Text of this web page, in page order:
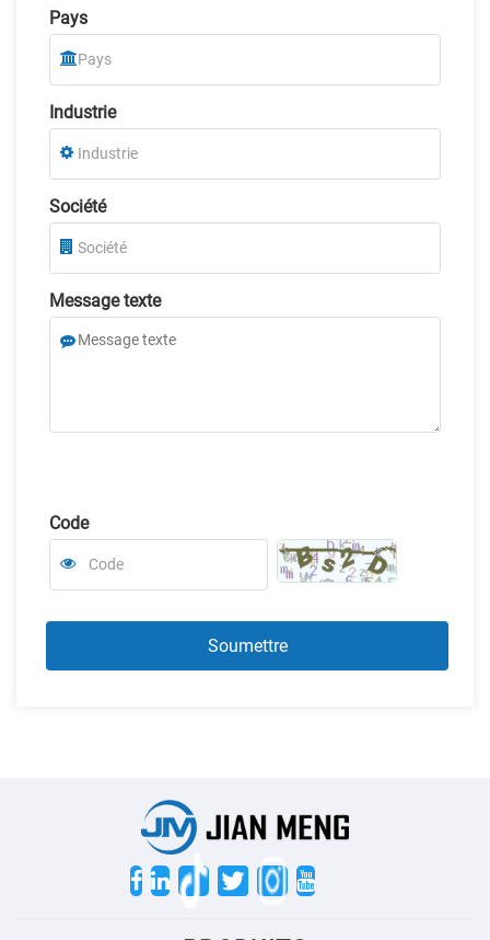
Pays
Industrie
Société
Message texte
Code
Twitter